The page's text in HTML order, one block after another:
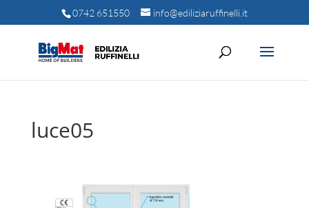
0742 651550 info@ediliziaruffinelli.it
luce05